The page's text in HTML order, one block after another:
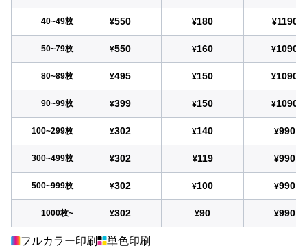
40~49枚 ¥550 ¥180 ¥1190
50~79枚 ¥550 ¥160 ¥1090
80~89枚 ¥495 ¥150 ¥1090
90~99枚 ¥399 ¥150 ¥1090
100~299枚 ¥302 ¥140 ¥990
300~499枚 ¥302 ¥119 ¥990
500~999枚 ¥302 ¥100 ¥990
1000枚~ ¥302 ¥90 ¥990
フルカラー印刷 単色印刷